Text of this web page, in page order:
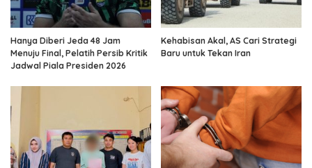
Hanya Diberi Jeda 48 Jam
Menuju Final, Pelatih Persib Kritik
Jadwal Piala Presiden 2026
Kehabisan Akal, AS Cari Strategi
Baru untuk Tekan Iran